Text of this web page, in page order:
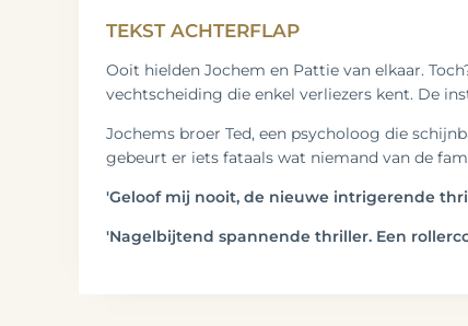
TEKST ACHTERFLAP
Ooit hielden Jochem en Pattie van elkaar.
vechtscheiding die enkel verliezers kent. De
Jochems broer Ted, een psycholoog die
gebeurt er iets fataals wat niemand van de
'Geloof mij nooit, de nieuwe intrigerende
'Nagelbijtend spannende thriller. Een